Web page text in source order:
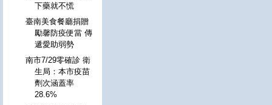
下藥就不慌
臺南美食餐廳捐贈
勵馨防疫便當 傳
遞愛助弱勢
南市7/29零確診 衛
生局：本市疫苗
劑次涵蓋率
28.6%